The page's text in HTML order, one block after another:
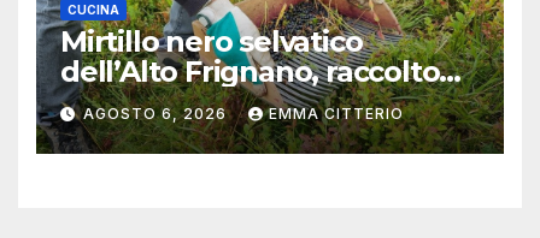
CUCINA
Mirtillo nero selvatico
dell’Alto Frignano, raccolto
buono e clima da monitorare
AGOSTO 6, 2026 EMMA CITTERIO